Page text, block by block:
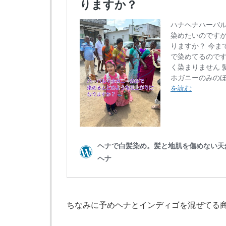
ちなみに予めヘナとインディゴを混ぜてる